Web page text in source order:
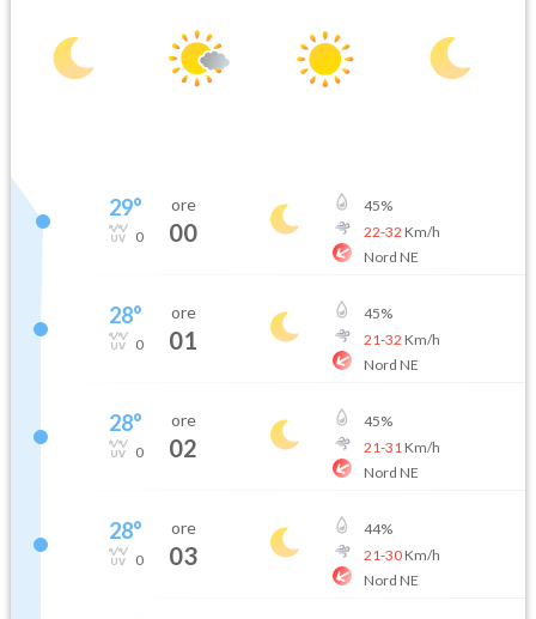
29°
0
ore
00
45%
22-32 Km/h
Nord NE
28°
0
ore
01
45%
21-32 Km/h
Nord NE
28°
0
ore
02
45%
21-31 Km/h
Nord NE
28°
0
ore
03
44%
21-30Km/h
Nord NE